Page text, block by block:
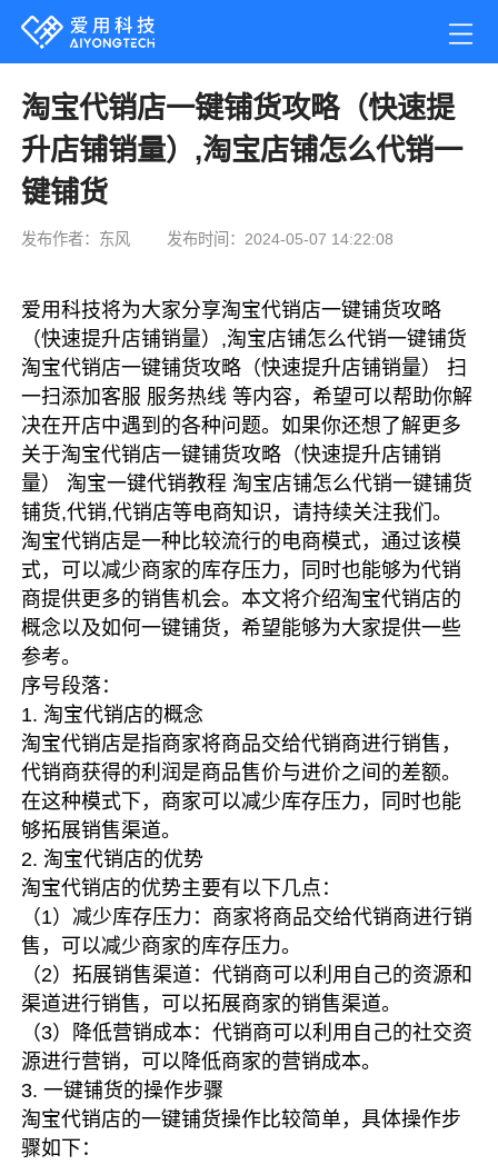
淘宝代销店一键铺货攻略（快速提
升店铺销量）,淘宝店铺怎么代销一
键铺货
发布作者：东风 发布时间：2024-05-07 14:22:08
爱用科技将为大家分享淘宝代销店一键铺货攻略
（快速提升店铺销量）,淘宝店铺怎么代销一键铺货
淘宝代销店一键铺货攻略（快速提升店铺销量） 扫
一扫添加客服 服务热线 等内容，希望可以帮助你解
决在开店中遇到的各种问题。如果你还想了解更多
关于淘宝代销店一键铺货攻略（快速提升店铺销
量） 淘宝一键代销教程 淘宝店铺怎么代销一键铺货
铺货,代销,代销店等电商知识，请持续关注我们。
淘宝代销店是一种比较流行的电商模式，通过该模
式，可以减少商家的库存压力，同时也能够为代销
商提供更多的销售机会。本文将介绍淘宝代销店的
概念以及如何一键铺货，希望能够为大家提供一些
参考。
序号段落：
1. 淘宝代销店的概念
淘宝代销店是指商家将商品交给代销商进行销售，
代销商获得的利润是商品售价与进价之间的差额。
在这种模式下，商家可以减少库存压力，同时也能
够拓展销售渠道。
2. 淘宝代销店的优势
淘宝代销店的优势主要有以下几点：
（1）减少库存压力：商家将商品交给代销商进行销
售，可以减少商家的库存压力。
（2）拓展销售渠道：代销商可以利用自己的资源和
渠道进行销售，可以拓展商家的销售渠道。
（3）降低营销成本：代销商可以利用自己的社交资
源进行营销，可以降低商家的营销成本。
3. 一键铺货的操作步骤
淘宝代销店的一键铺货操作比较简单，具体操作步
骤如下：